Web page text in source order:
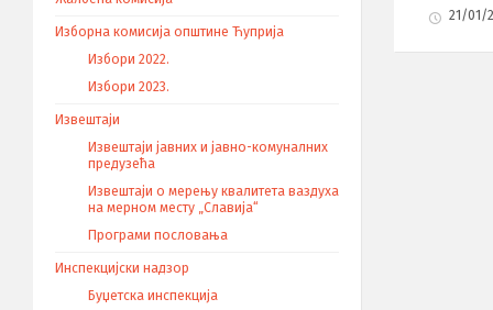
21/01/
Изборна комисија општине Ћуприја
Избори 2022.
Избори 2023.
Извештаји
Извештаји јавних и јавно-комуналних
предузећа
Извештаји о мерењу квалитета ваздуха
на мерном месту „Славија“
Програми пословања
Инспекцијски надзор
Буџетска инспекција